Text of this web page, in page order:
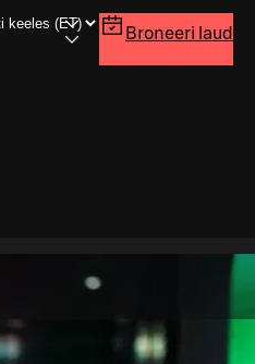
Broneeri laud